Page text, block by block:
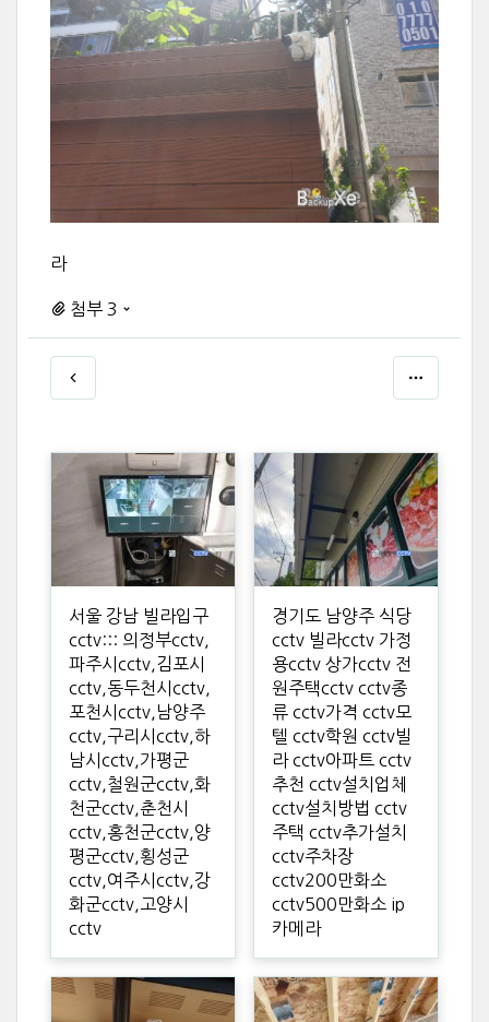
라
첨부 3
서울 강남 빌라입구
cctv::: 의정부cctv,
파주시cctv,김포시
cctv,동두천시cctv,
포천시cctv,남양주
cctv,구리시cctv,하
남시cctv,가평군
cctv,철원군cctv,화
천군cctv,춘천시
cctv,홍천군cctv,양
평군cctv,횡성군
cctv,여주시cctv,강
화군cctv,고양시
cctv
경기도 남양주 식당
cctv 빌라cctv 가정
용cctv 상가cctv 전
원주택cctv cctv종
류 cctv가격 cctv모
텔 cctv학원 cctv빌
라 cctv아파트 cctv
추천 cctv설치업체
cctv설치방법 cctv
주택 cctv추가설치
cctv주차장
cctv200만화소
cctv500만화소 ip
카메라